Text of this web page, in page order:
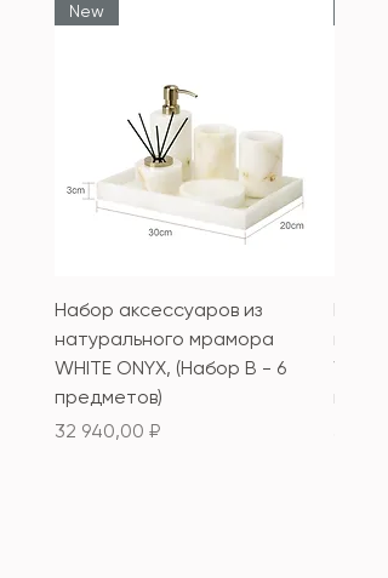
New
Набор аксессуаров из
натурального мрамора
WHITE ONYX, (Набор B - 6
предметов)
Цена
32 940,00 ₽